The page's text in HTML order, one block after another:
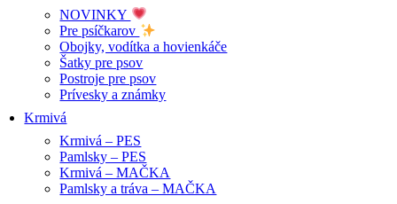
NOVINKY
Pre psíčkarov
Obojky, vodítka a hovienkáče
Šatky pre psov
Postroje pre psov
Prívesky a známky
Krmivá
Krmivá – PES
Pamlsky – PES
Krmivá – MAČKA
Pamlsky a tráva – MAČKA